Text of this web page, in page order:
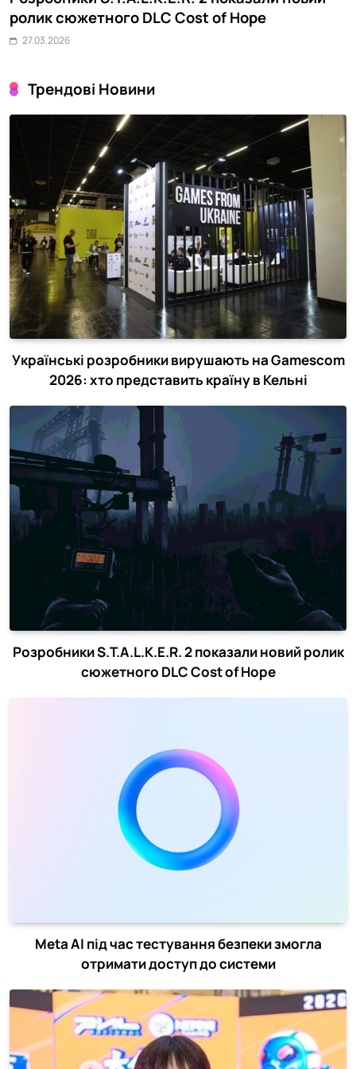
ролик сюжетного DLC Cost of Hope
27.03.2026
Трендові Новини
Українські розробники вирушають на Gamescom
2026: хто представить країну в Кельні
Розробники S.T.A.L.K.E.R. 2 показали новий ролик
сюжетного DLC Cost of Hope
Meta AI під час тестування безпеки змогла
отримати доступ до системи